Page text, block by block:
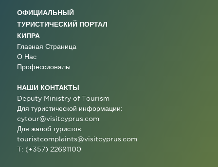
ОФИЦИАЛЬНЫЙ
ТУРИСТИЧЕСКИЙ ПОРТАЛ
КИПРА
Главная Страница
О Нас
Профессионалы
НАШИ КОНТАКТЫ
Deputy Ministry of Tourism
Для туристической информации:
cytour@visitcyprus.com
Для жалоб туристов:
touristcomplaints@visitcyprus.com
T: (+357) 22691100